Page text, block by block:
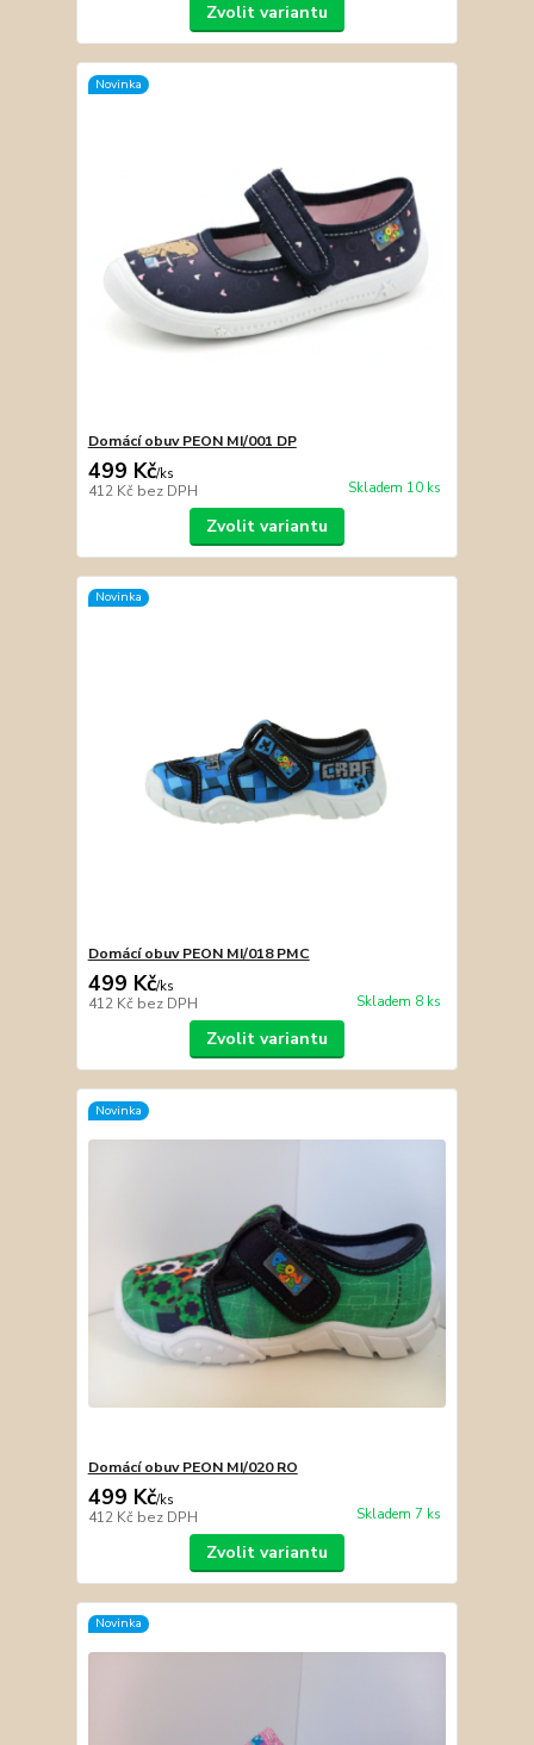
Zvolit variantu
Novinka
Domácí obuv PEON MI/001 DP
499 Kč/ks
412 Kč bez DPH Skladem 10 ks
Zvolit variantu
Novinka
Domácí obuv PEON MI/018 PMC
499 Kč/ks
412 Kč bez DPH Skladem 8 ks
Zvolit variantu
Novinka
Domácí obuv PEON MI/020 RO
499 Kč/ks
412 Kč bez DPH Skladem 7 ks
Zvolit variantu
Novinka